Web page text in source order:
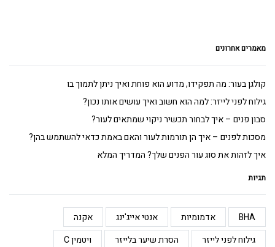
מאמרים אחרונים
קולגן בעור: מה תפקידו, מדוע הוא פוחת ואיך ניתן לתמוך בו
גילוח לפני לייזר: למה הוא חשוב ואיך עושים אותו נכון?
סבון פנים – איך לבחור תכשיר ניקוי שמתאים לעור?
מסכות לפנים – איך הן תורמות לעור והאם באמת כדאי להשתמש בהן?
איך לזהות את סוג עור הפנים שלך? המדריך המלא
תגיות
BHA אדמומיות אנטי אייג'ינג
אקנה
גילוח לפני לייזר
הסרת שיער בלייזר
ויטמין C